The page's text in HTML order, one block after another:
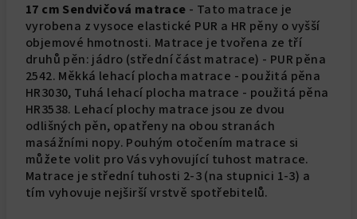
17 cm Sendvičová matrace - Tato matrace je
vyrobena z vysoce elastické PUR a HR pěny o vyšší
objemové hmotnosti. Matrace je tvořena ze tří
druhů pěn: jádro (střední část matrace) - PUR pěna
2542. Měkká lehací plocha matrace - použitá pěna
HR3030, Tuhá lehací plocha matrace - použitá pěna
HR3538. Lehací plochy matrace jsou ze dvou
odlišných pěn, opatřeny na obou stranách
masážními nopy. Pouhým otočením matrace si
můžete volit pro Vás vyhovující tuhost matrace.
Matrace je střední tuhosti 2-3 (na stupnici 1-3) a
tím vyhovuje nejširší vrstvě spotřebitelů.